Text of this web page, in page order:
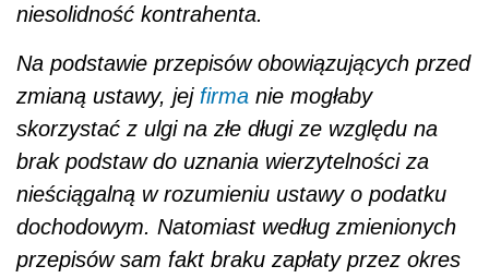
niesolidność kontrahenta.
Na podstawie przepisów obowiązujących przed
zmianą ustawy, jej firma nie mogłaby
skorzystać z ulgi na złe długi ze względu na
brak podstaw do uznania wierzytelności za
nieściągalną w rozumieniu ustawy o podatku
dochodowym. Natomiast według zmienionych
przepisów sam fakt braku zapłaty przez okres